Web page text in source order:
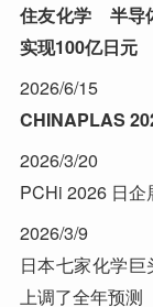
住友化学 半导
实现100亿日元
2026/6/15
CHINAPLAS
2026/3/20
PCHi 2026 日企
2026/3/9
日本七家化学
上调了全年预测